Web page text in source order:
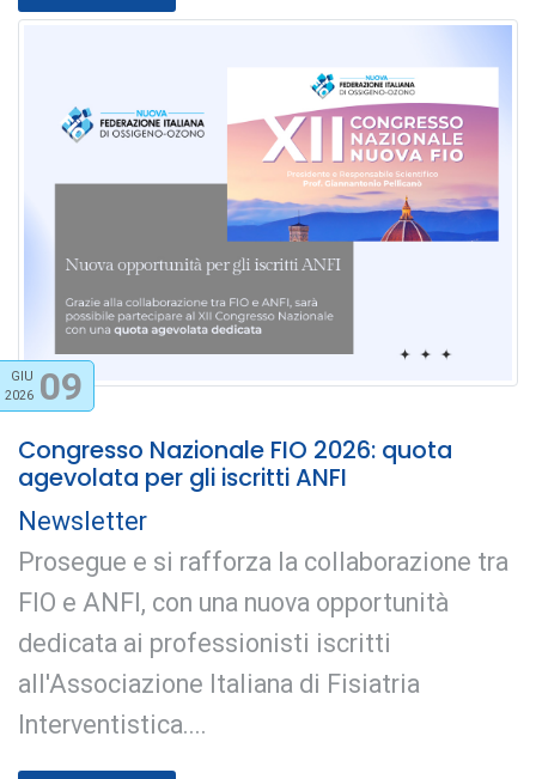
GIU
2026 09
Congresso Nazionale FIO 2026: quota
agevolata per gli iscritti ANFI
Newsletter
Prosegue e si rafforza la collaborazione tra
FIO e ANFI, con una nuova opportunità
dedicata ai professionisti iscritti
all'Associazione Italiana di Fisiatria
Interventistica....